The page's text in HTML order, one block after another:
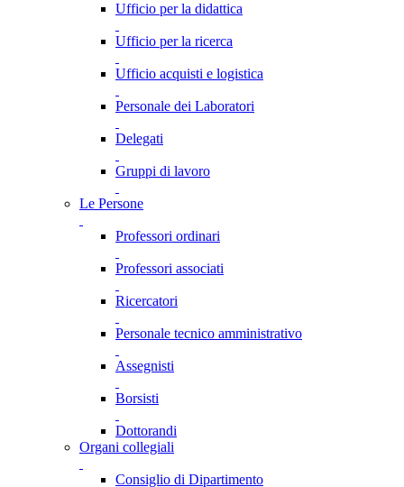
Ufficio per la didattica
Ufficio per la ricerca
Ufficio acquisti e logistica
Personale dei Laboratori
Delegati
Gruppi di lavoro
Le Persone
Professori ordinari
Professori associati
Ricercatori
Personale tecnico amministrativo
Assegnisti
Borsisti
Dottorandi
Organi collegiali
Consiglio di Dipartimento